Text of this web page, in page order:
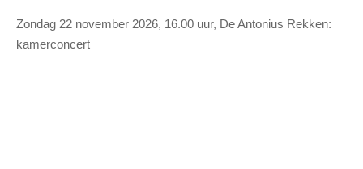
Zondag 22 november 2026, 16.00 uur, De Antonius Rekken:
kamerconcert